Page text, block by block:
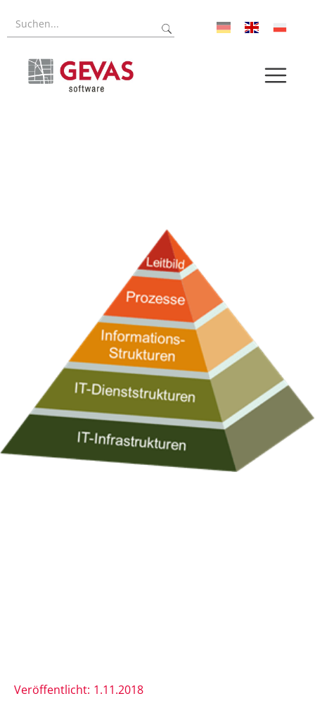
Über uns
Veröffentlicht: 1.11.2018